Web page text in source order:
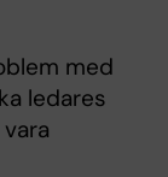
med
ledares